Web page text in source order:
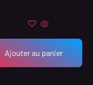
Ajouter au panier